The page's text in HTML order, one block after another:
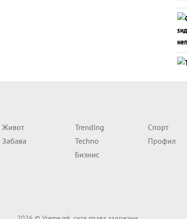
Живот
Забава
Trending
Techno
Бизнис
Спорт
Профил